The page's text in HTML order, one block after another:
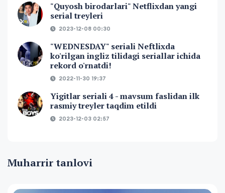
"Quyosh birodarlari" Netflixdan yangi
serial treyleri
2023-12-08 00:30
"WEDNESDAY" seriali Neftlixda
ko'rilgan ingliz tilidagi seriallar ichida
rekord o'rnatdi!
2022-11-30 19:37
Yigitlar seriali 4 - mavsum faslidan ilk
rasmiy treyler taqdim etildi
2023-12-03 02:57
Muharrir tanlovi